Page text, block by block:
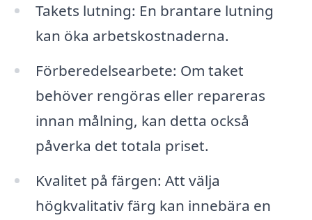
Takets lutning: En brantare lutning
kan öka arbetskostnaderna.
Förberedelsearbete: Om taket
behöver rengöras eller repareras
innan målning, kan detta också
påverka det totala priset.
Kvalitet på färgen: Att välja
högkvalitativ färg kan innebära en